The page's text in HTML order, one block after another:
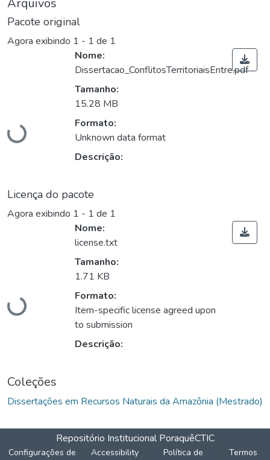
Arquivos
Pacote original
Agora exibindo 1 - 1 de 1
Carregando...
Nome:
Dissertacao_ConflitosTerritoriaisEntre.pdf
Tamanho:
15.28 MB
Formato:
Unknown data format
Descrição:
Licença do pacote
Agora exibindo 1 - 1 de 1
Carregando...
Nome:
license.txt
Tamanho:
1.71 KB
Formato:
Item-specific license agreed upon
to submission
Descrição:
Coleções
Dissertações em Recursos Naturais da Amazônia (Mestrado)
Repositório Institucional PoraquêCTIC
Configurações de
Accessibility
Política de
Termos